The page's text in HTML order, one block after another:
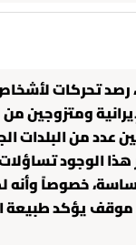
رصد تحركات
ومتزوجين من
عدد من البلدات
هذا الوجود
خصوصاً وأنه
موقف يؤكد طبيعة